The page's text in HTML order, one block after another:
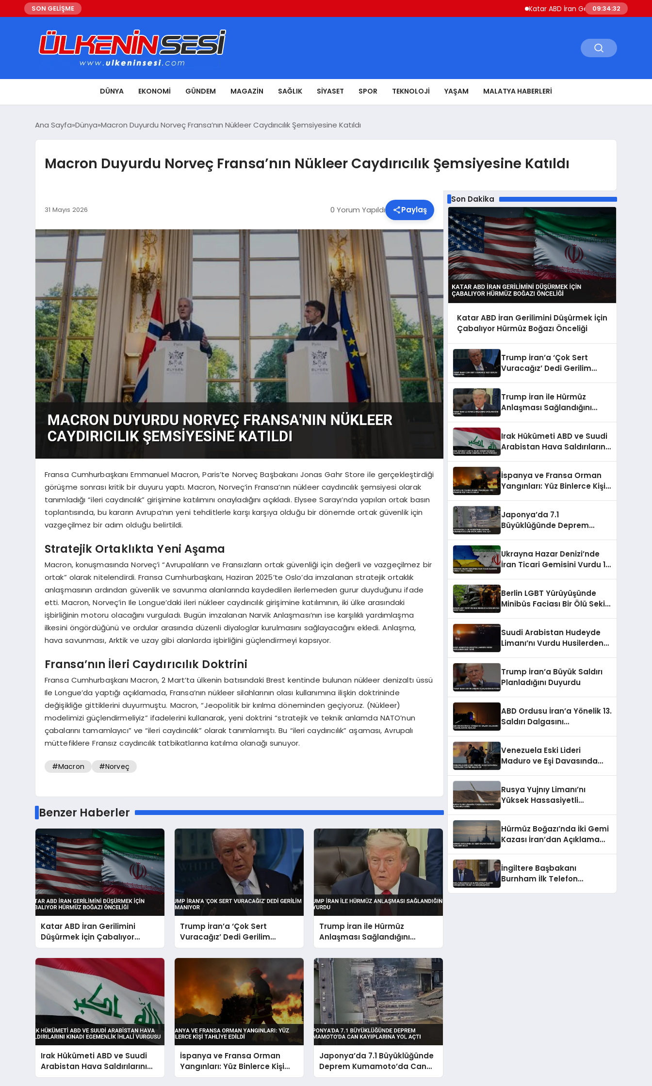
SON GELİŞME Katar ABD İran Gerilimini Düşürmek İçin
09:34:33
DÜNYA EKONOMI GÜNDEM MAGAZIN SAĞLIK SIYASET SPOR TEKNOLOJI YAŞAM MALATYA HABERLERI
Ana Sayfa Dünya Macron Duyurdu Norveç Fransa’nın Nükleer Caydırıcılık Şemsiyesine Katıldı
Macron Duyurdu Norveç Fransa’nın Nükleer Caydırıcılık Şemsiyesine Katıldı
31 Mayıs 2026 0 Yorum Yapıldı Paylaş
Fransa Cumhurbaşkanı Emmanuel Macron, Paris’te Norveç Başbakanı Jonas Gahr Store ile gerçekleştirdiği
görüşme sonrası kritik bir duyuru yaptı. Macron, Norveç’in Fransa’nın nükleer caydırıcılık şemsiyesi olarak
tanımladığı “ileri caydırıcılık” girişimine katılımını onayladığını açıkladı. Elysee Sarayı’nda yapılan ortak basın
toplantısında, bu kararın Avrupa’nın yeni tehditlerle karşı karşıya olduğu bir dönemde ortak güvenlik için
vazgeçilmez bir adım olduğu belirtildi.
Stratejik Ortaklıkta Yeni Aşama
Macron, konuşmasında Norveç’i “Avrupalıların ve Fransızların ortak güvenliği için değerli ve vazgeçilmez bir
ortak” olarak nitelendirdi. Fransa Cumhurbaşkanı, Haziran 2025’te Oslo’da imzalanan stratejik ortaklık
anlaşmasının ardından güvenlik ve savunma alanlarında kaydedilen ilerlemeden gurur duyduğunu ifade
etti. Macron, Norveç’in Ile Longue’daki ileri nükleer caydırıcılık girişimine katılımının, iki ülke arasındaki
işbirliğinin motoru olacağını vurguladı. Bugün imzalanan Narvik Anlaşması’nın ise karşılıklı yardımlaşma
ilkesini öngördüğünü ve ordular arasında düzenli diyaloglar kurulmasını sağlayacağını ekledi. Anlaşma,
hava savunması, Arktik ve uzay gibi alanlarda işbirliğini güçlendirmeyi kapsıyor.
Fransa’nın İleri Caydırıcılık Doktrini
Fransa Cumhurbaşkanı Macron, 2 Mart’ta ülkenin batısındaki Brest kentinde bulunan nükleer denizaltı üssü
Ile Longue’da yaptığı açıklamada, Fransa’nın nükleer silahlarının olası kullanımına ilişkin doktrininde
değişikliğe gittiklerini duyurmuştu. Macron, “Jeopolitik bir kırılma döneminden geçiyoruz. (Nükleer)
modelimizi güçlendirmeliyiz” ifadelerini kullanarak, yeni doktrini “stratejik ve teknik anlamda NATO’nun
çabalarını tamamlayıcı” ve “ileri caydırıcılık” olarak tanımlamıştı. Bu “ileri caydırıcılık” aşaması, Avrupalı
müttefiklere Fransız caydırıcılık tatbikatlarına katılma olanağı sunuyor.
#Macron #Norveç
Benzer Haberler
Katar ABD İran Gerilimini
Düşürmek İçin Çabalıyor
Hürmüz Boğazı Önceliği
Trump İran’a ‘Çok Sert
Vuracağız’ Dedi Gerilim
Tırmanıyor
Trump İran ile Hürmüz
Anlaşması Sağlandığını
Duyurdu
Irak Hükümeti ABD ve Suudi
Arabistan Hava Saldırılarını
Kınadı Egemenlik İhlali
İspanya ve Fransa Orman
Yangınları: Yüz Binlerce Kişi
Tahliye Edildi
Japonya’da 7.1 Büyüklüğünde
Deprem Kumamoto’da Can
Kayıplarına Yol Açtı
Son Dakika
Katar ABD İran Gerilimini Düşürmek İçin
Çabalıyor Hürmüz Boğazı Önceliği
Trump İran’a ‘Çok Sert
Vuracağız’ Dedi Gerilim
Trump İran ile Hürmüz
Anlaşması Sağlandığını
Irak Hükümeti ABD ve Suudi
Arabistan Hava Saldırılarını
İspanya ve Fransa Orman
Yangınları: Yüz Binlerce Kişi
Japonya’da 7.1
Büyüklüğünde Deprem
Ukrayna Hazar Denizi’nde
İran Ticari Gemisini Vurdu 1
Berlin LGBT Yürüyüşünde
Minibüs Faciası Bir Ölü Sekiz
Suudi Arabistan Hudeyde
Limanı’nı Vurdu Husilerden
Trump İran’a Büyük Saldırı
Planladığını Duyurdu
ABD Ordusu İran’a Yönelik 13.
Saldırı Dalgasını
Venezuela Eski Lideri
Maduro ve Eşi Davasında
Rusya Yujnıy Limanı’nı
Yüksek Hassasiyetli
Hürmüz Boğazı’nda İki Gemi
Kazası İran’dan Açıklama
İngiltere Başbakanı
Burnham İlk Telefon